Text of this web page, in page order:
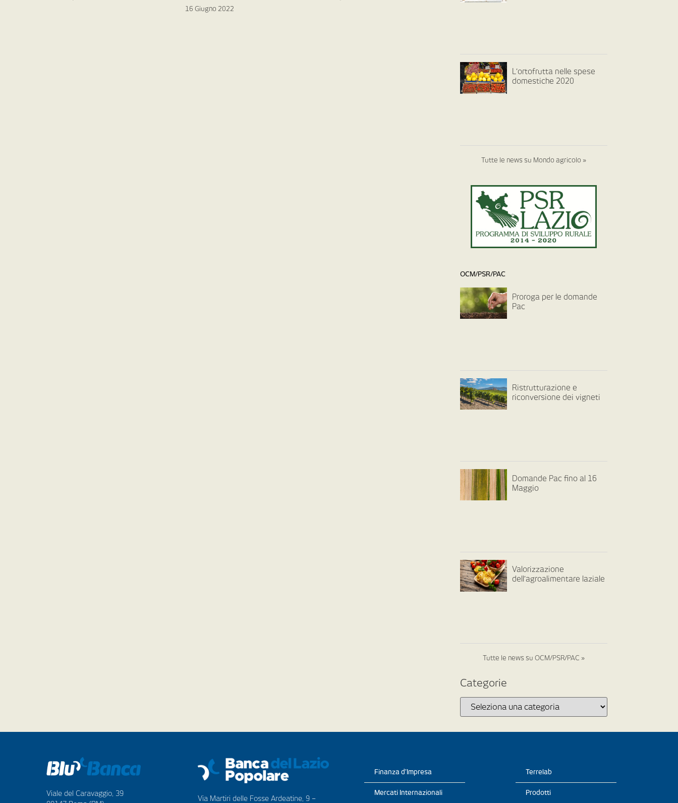
16 Giugno 2022
L’ortofrutta nelle spese
domestiche 2020
Tutte le news su Mondo agricolo »
OCM/PSR/PAC
Proroga per le domande
Pac
Ristrutturazione e
riconversione dei vigneti
Domande Pac fino al 16
Maggio
Valorizzazione
dell’agroalimentare laziale
Tutte le news su OCM/PSR/PAC »
Categorie
Viale del Caravaggio, 39
Via Martiri delle Fosse Ardeatine, 9 –
Finanza d’Impresa
Mercati Internazionali
Terrelab
Prodotti